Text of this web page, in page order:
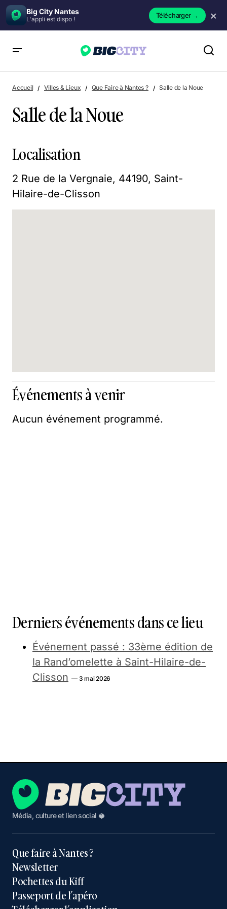
Big City Nantes
L'appli est dispo ! Télécharger→ ×
Accueil Villes & Lieux Que Faire à Nantes ? Salle de la Noue
Salle de la Noue
Localisation
2 Rue de la Vergnaie, 44190, Saint-
Hilaire-de-Clisson
Événements à venir
Aucun événement programmé.
Derniers événements dans ce lieu
Événement passé : 33ème édition de
la Rand’omelette à Saint-Hilaire-de-
Clisson — 3 mai 2026
Média, culture et lien social 🥥
Que faire à Nantes ?
Newsletter
Pochettes du Kiff
Passeport de l’apéro